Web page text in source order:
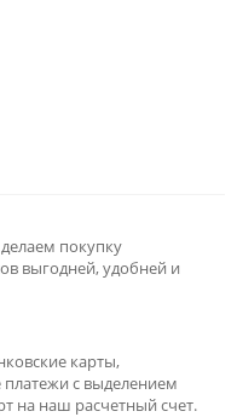
покупку
выгодней, удобней и
карты,
с выделением
на наш расчетный счет.